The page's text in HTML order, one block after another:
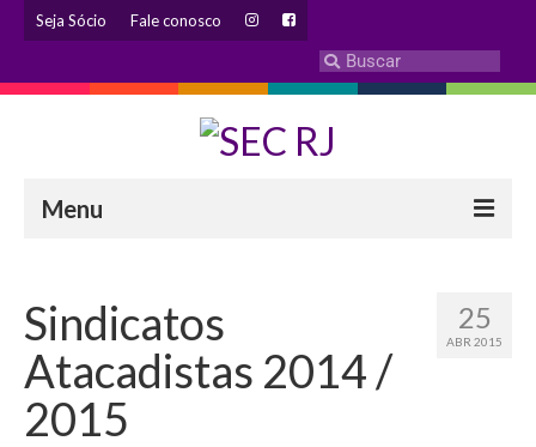
Seja Sócio Fale conosco
Menu
Eleição 2024 – Comissão Eleitoral
Histórico
Diretoria
25
ABR 2015
Sindicatos
Atacadistas 2014 /
2015